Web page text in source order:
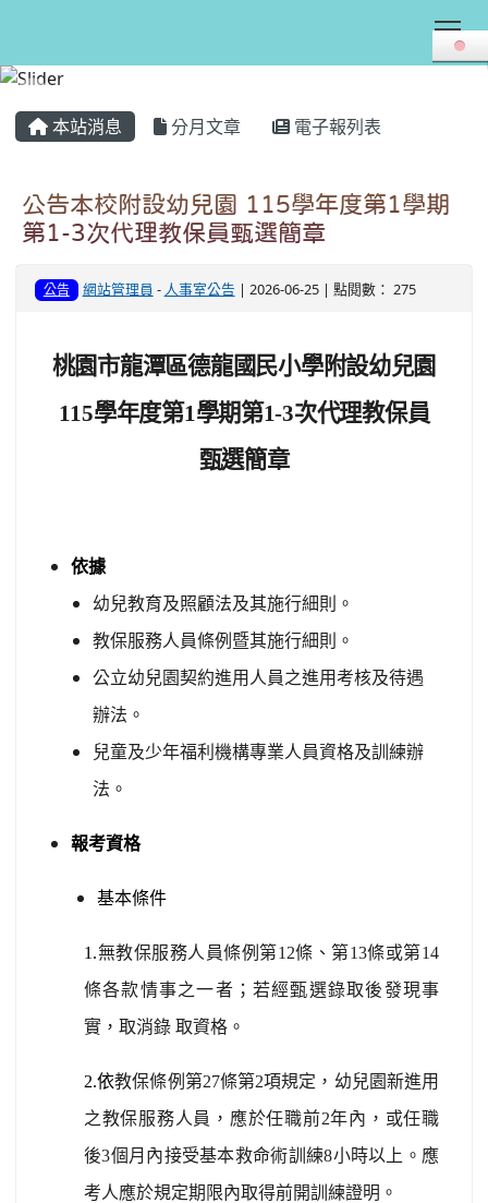
本站消息 分月文章 電子報列表
公告本校附設幼兒園 115學年度第1學期
第1-3次代理教保員甄選簡章
公告 網站管理員 - 人事室公告 | 2026-06-25 | 點閱數： 275
桃園市龍潭區德龍國民小學附設幼兒園
115學年度第1學期第1-3次代理教保員
甄選簡章
依據
幼兒教育及照顧法及其施行細則。
教保服務人員條例暨其施行細則。
公立幼兒園契約進用人員之進用考核及待遇
辦法。
兒童及少年福利機構專業人員資格及訓練辦
法。
報考資格
基本條件
1.無教保服務人員條例第12條、第13條或第14
條各款情事之一者；若經甄選錄取後發現事
實，取消錄 取資格。
2.依教保條例第27條第2項規定，幼兒園新進用
之教保服務人員，應於任職前2年內，或任職
後3個月內接受基本救命術訓練8小時以上。應
考人應於規定期限內取得前開訓練證明。